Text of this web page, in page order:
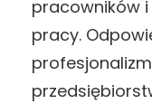
pracowników
pracy.